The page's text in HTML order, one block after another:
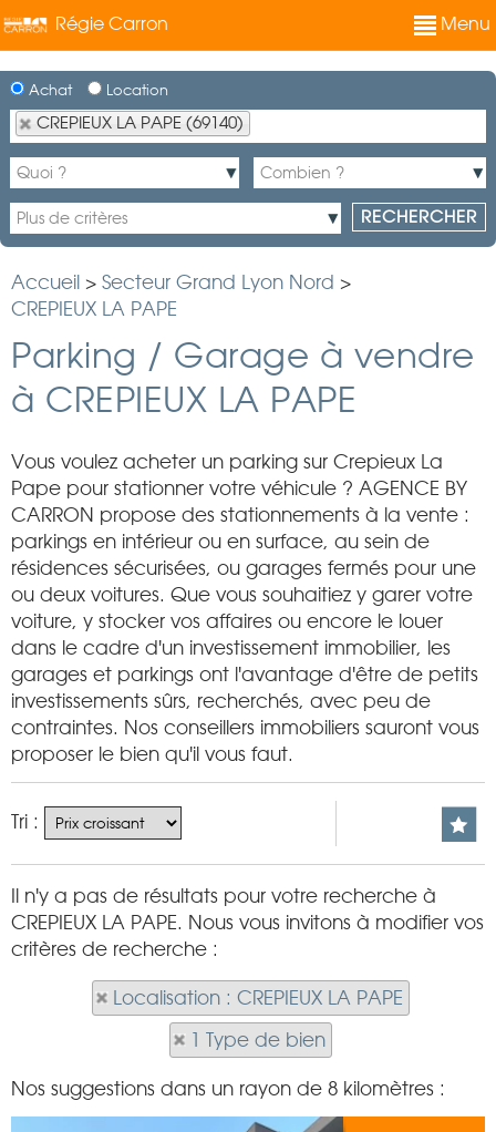
Régie Carron Menu
Achat Location
CREPIEUX LA PAPE (69140)
Accueil > Secteur Grand Lyon Nord >
CREPIEUX LA PAPE
Parking / Garage à vendre
à CREPIEUX LA PAPE
Vous voulez acheter un parking sur Crepieux La
Pape pour stationner votre véhicule ? AGENCE BY
CARRON propose des stationnements à la vente :
parkings en intérieur ou en surface, au sein de
résidences sécurisées, ou garages fermés pour une
ou deux voitures. Que vous souhaitiez y garer votre
voiture, y stocker vos affaires ou encore le louer
dans le cadre d'un investissement immobilier, les
garages et parkings ont l'avantage d'être de petits
investissements sûrs, recherchés, avec peu de
contraintes. Nos conseillers immobiliers sauront vous
proposer le bien qu'il vous faut.
Tri :
Il n'y a pas de résultats pour votre recherche à
CREPIEUX LA PAPE. Nous vous invitons à modifier vos
critères de recherche :
Localisation : CREPIEUX LA PAPE
1 Type de bien
Nos suggestions dans un rayon de 8 kilomètres :